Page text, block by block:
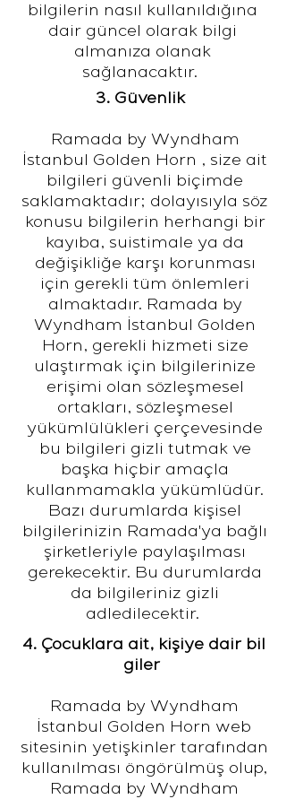
bilgilerin nasıl kullanıldığına
dair güncel olarak bilgi
almanıza olanak
sağlanacaktır.
3. Güvenlik
Ramada by Wyndham
İstanbul Golden Horn , size ait
bilgileri güvenli biçimde
saklamaktadır; dolayısıyla söz
konusu bilgilerin herhangi bir
kayıba, suistimale ya da
değişikliğe karşı korunması
için gerekli tüm önlemleri
almaktadır. Ramada by
Wyndham İstanbul Golden
Horn, gerekli hizmeti size
ulaştırmak için bilgilerinize
erişimi olan sözleşmesel
ortakları, sözleşmesel
yükümlülükleri çerçevesinde
bu bilgileri gizli tutmak ve
başka hiçbir amaçla
kullanmamakla yükümlüdür.
Bazı durumlarda kişisel
bilgilerinizin Ramada'ya bağlı
şirketleriyle paylaşılması
gerekecektir. Bu durumlarda
da bilgileriniz gizli
adledilecektir.
4. Çocuklara ait, kişiye dair bil
giler
Ramada by Wyndham
İstanbul Golden Horn web
sitesinin yetişkinler tarafından
kullanılması öngörülmüş olup,
Ramada by Wyndham